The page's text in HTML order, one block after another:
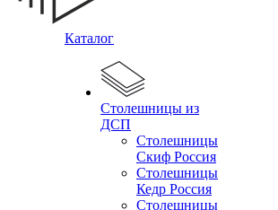
Каталог
Столешницы из
ДСП
Столешницы
Скиф Россия
Столешницы
Кедр Россия
Столешницы